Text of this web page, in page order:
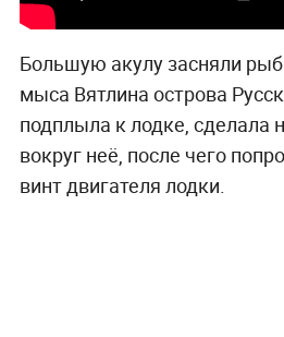
Большую акулу засняли
мыса Вятлина острова
подплыла к лодке, сделала
вокруг неё, после чего
винт двигателя лодки.